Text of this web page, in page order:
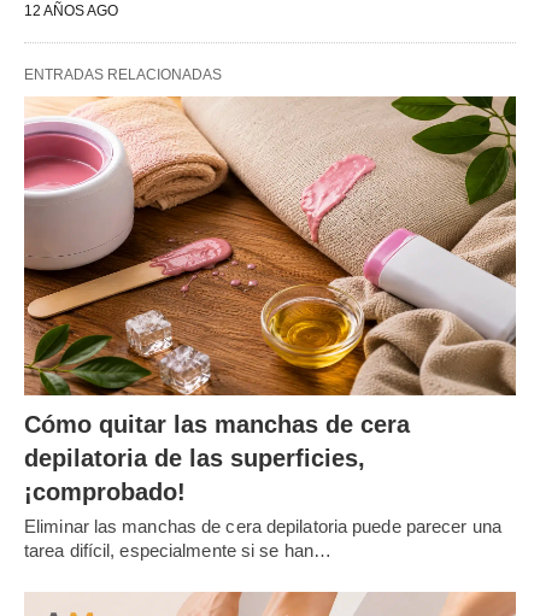
12 AÑOS AGO
ENTRADAS RELACIONADAS
Cómo quitar las manchas de cera
depilatoria de las superficies,
¡comprobado!
Eliminar las manchas de cera depilatoria puede parecer una
tarea difícil, especialmente si se han…